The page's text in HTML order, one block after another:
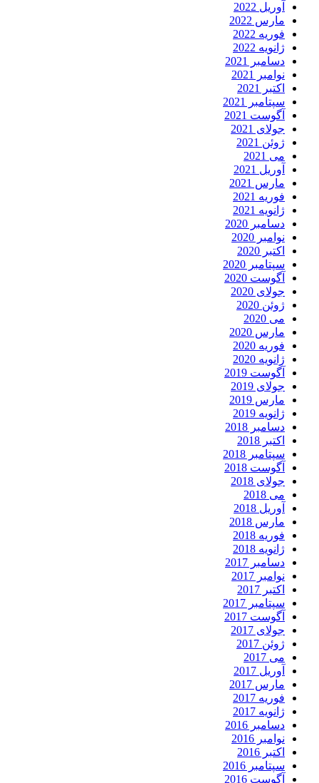
آوریل 2022
مارس 2022
فوریه 2022
ژانویه 2022
دسامبر 2021
نوامبر 2021
اکتبر 2021
سپتامبر 2021
آگوست 2021
جولای 2021
ژوئن 2021
می 2021
آوریل 2021
مارس 2021
فوریه 2021
ژانویه 2021
دسامبر 2020
نوامبر 2020
اکتبر 2020
سپتامبر 2020
آگوست 2020
جولای 2020
ژوئن 2020
می 2020
مارس 2020
فوریه 2020
ژانویه 2020
آگوست 2019
جولای 2019
مارس 2019
ژانویه 2019
دسامبر 2018
اکتبر 2018
سپتامبر 2018
آگوست 2018
جولای 2018
می 2018
آوریل 2018
مارس 2018
فوریه 2018
ژانویه 2018
دسامبر 2017
نوامبر 2017
اکتبر 2017
سپتامبر 2017
آگوست 2017
جولای 2017
ژوئن 2017
می 2017
آوریل 2017
مارس 2017
فوریه 2017
ژانویه 2017
دسامبر 2016
نوامبر 2016
اکتبر 2016
سپتامبر 2016
آگوست 2016